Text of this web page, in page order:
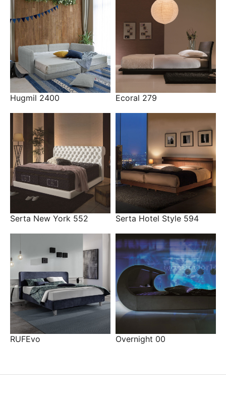
Hugmil 2400 Ecoral 279
Serta New York 552 Serta Hotel Style 594
RUFEvo Overnight 00